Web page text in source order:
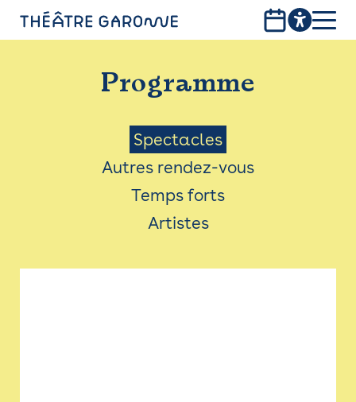
PROGRAMME
INFOS PRATIQUES
AVEC LES PUBLICS
ACCESSIBILITÉ
LES PRODUCTIONS
Programme
Menu
Saison
Spectacles
Autres rendez-vous
Temps forts
Artistes